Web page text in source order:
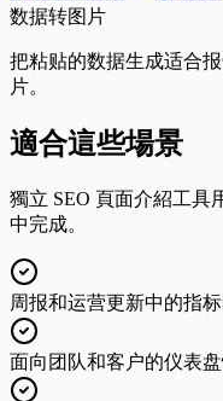
数据转图片
把粘贴的数据生成适合
片。
適合這些場景
獨立 SEO 頁面介紹工具
中完成。
周报和运营更新中的指
面向团队和客户的仪表